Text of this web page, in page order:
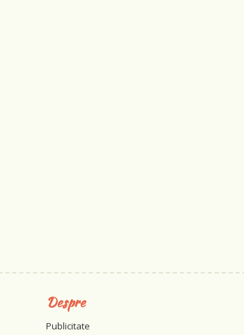
Despre
Publicitate